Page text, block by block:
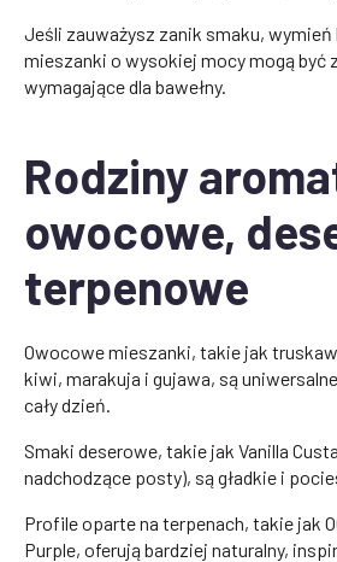
Jeśli zauważysz zanik smaku, wymień
mieszanki o wysokiej mocy mogą być
wymagające dla bawełny.
Rodziny
owocowe,
terpenowe
Owocowe mieszanki, takie jak
kiwi, marakuja i gujawa, są
cały dzień.
Smaki deserowe, takie jak Vanilla
nadchodzące posty), są gładkie i
Profile oparte na terpenach, takie jak
Purple, oferują bardziej naturalny,